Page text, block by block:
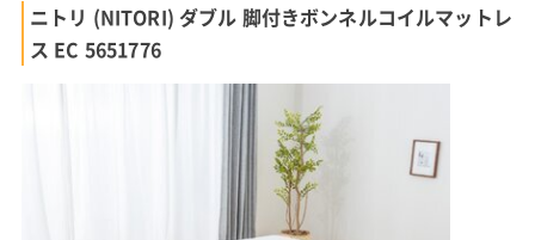
ニトリ (NITORI) ダブル 脚付きボンネルコイルマットレ
ス EC 5651776